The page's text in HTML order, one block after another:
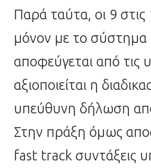
Παρά ταύτα, οι 9 στις
μόνον με το σύστημα
αποφεύγεται από
αξιοποιείται η
υπεύθυνη δήλωση
Στην πράξη όμως
fast track συντάξεις